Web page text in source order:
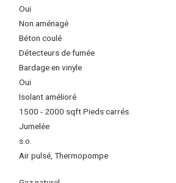
Oui
Non aménagé
Béton coulé
Détecteurs de fumée
Bardage en vinyle
Oui
Isolant amélioré
1500 - 2000 sqft Pieds carrés
Jumelée
s.o.
Air pulsé, Thermopompe